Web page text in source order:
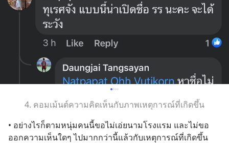
4. คอมเม้นต์ความคิดเห็นกับภาพเหตุการณ์ที่เกิดขึ้น
• อย่างไรก็ตามหนุ่มคนนี้ขอไม่เอ่ยนามโรงแรม และไม่ขอ
ออกความเห็นใดๆ ไปมากกว่านี้แล้วกับเหตุการณ์ที่เกิดขึ้น